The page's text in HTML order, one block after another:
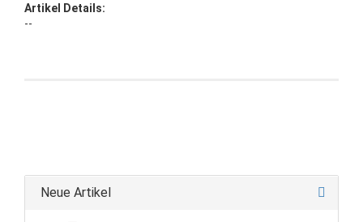
Artikel Details:
--
Neue Artikel